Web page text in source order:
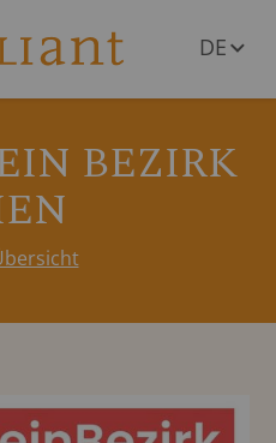
DE
BEZIRK